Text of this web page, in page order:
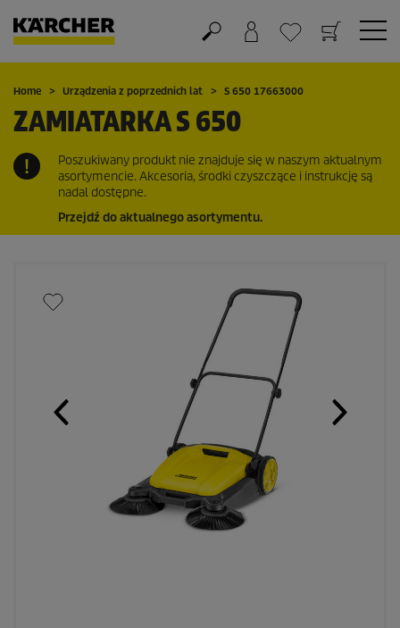
Koszyk
Lista życzeń
Home Urządzenia z poprzednich lat S 650 17663000
ZAMIATARKA S 650
Poszukiwany produkt nie znajduje się w naszym aktualnym
asortymencie. Akcesoria, środki czyszczące i instrukcję są
nadal dostępne.
Przejdź do aktualnego asortymentu.